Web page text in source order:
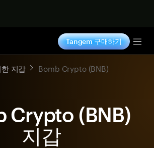
Tangem 구매하기
지갑 Bomb Crypto (BNB)
Crypto (BNB)
지갑